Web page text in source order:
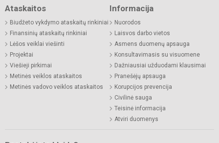
Ataskaitos
Biudžeto vykdymo ataskaitų rinkiniai
Finansinių ataskaitų rinkiniai
Lėšos veiklai viešinti
Projektai
Viešieji pirkimai
Metinės veiklos ataskaitos
Metinės vadovo veiklos ataskaitos
Informacija
Nuorodos
Laisvos darbo vietos
Asmens duomenų apsauga
Konsultavimasis su visuomene
Dažniausiai užduodami klausimai
Pranešėjų apsauga
Korupcijos prevencija
Civilinė sauga
Teisinė informacija
Atviri duomenys